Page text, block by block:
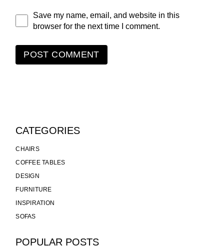
Save my name, email, and website in this
browser for the next time I comment.
POST COMMENT
CATEGORIES
CHAIRS
COFFEE TABLES
DESIGN
FURNITURE
INSPIRATION
SOFAS
POPULAR POSTS